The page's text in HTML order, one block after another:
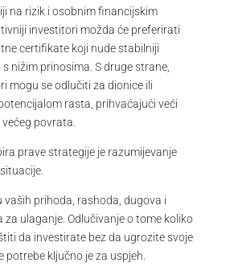
na rizik i osobnim financijskim
investitori možda će preferirati
certifikate koji nude stabilniji
nižim prinosima. S druge strane,
mogu se odlučiti za dionice ili
rasta, prihvaćajući veći
povrata.
prave strategije je razumijevanje
vaših prihoda, rashoda, dugova i
ulaganje. Odlučivanje o tome koliko
da investirate bez da ugrozite svoje
ključno je za uspjeh.